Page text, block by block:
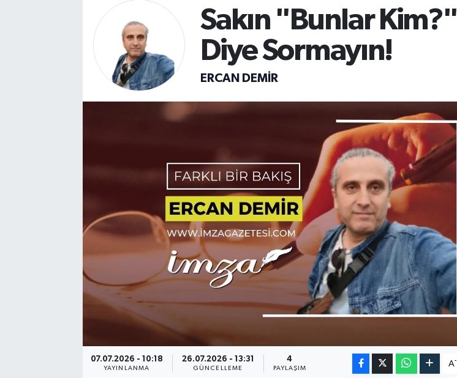
Sakın "Bunlar Kim?"
Diye Sormayın!
ERCAN DEMIR
07.07.2026 - 10:18
YAYINLANMA
26.07.2026 - 13:31
GÜNCELLEME
4
PAYLAŞIM
A-